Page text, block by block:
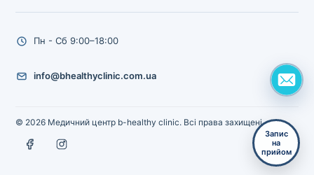
Пн - Сб 9:00–18:00
info@bhealthyclinic.com.ua
© 2026 Медичний центр b-healthy clinic. Всі права захищені.
Запис
на
прийом